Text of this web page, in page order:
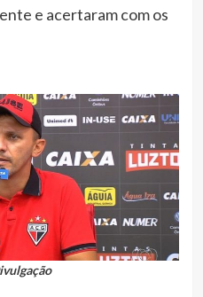
e acertaram com os